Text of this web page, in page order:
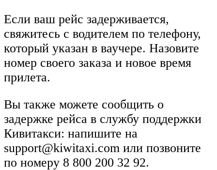
Если ваш рейс задерживается,
свяжитесь с водителем по телефону,
который указан в ваучере. Назовите
номер своего заказа и новое время
прилета.
Вы также можете сообщить о
задержке рейса в службу поддержки
Кивитакси: напишите на
support@kiwitaxi.com или позвоните
по номеру 8 800 200 32 92.